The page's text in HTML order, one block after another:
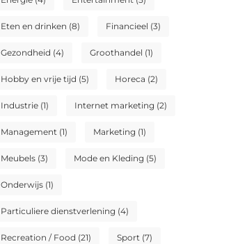
Eten en drinken (8) Financieel (3)
Gezondheid (4) Groothandel (1)
Hobby en vrije tijd (5) Horeca (2)
Industrie (1) Internet marketing (2)
Management (1) Marketing (1)
Meubels (3) Mode en Kleding (5)
Onderwijs (1)
Particuliere dienstverlening (4)
Recreation / Food (21) Sport (7)